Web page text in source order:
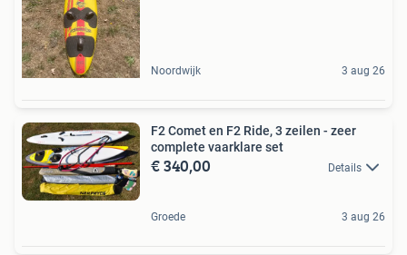
Noordwijk 3 aug 26
F2 Comet en F2 Ride, 3 zeilen - zeer
complete vaarklare set
€ 340,00 Details
Groede 3 aug 26